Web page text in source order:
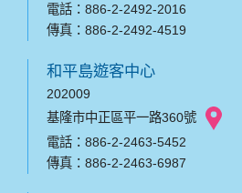
電話：886-2-2492-2016
傳真：886-2-2492-4519
和平島遊客中心
202009
基隆市中正區平一路360號
電話：886-2-2463-5452
傳真：886-2-2463-6987